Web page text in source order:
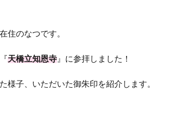
住のなつです。
天橋立知恩寺 』に参拝しました！
様子、いただいた御朱印を紹介します。